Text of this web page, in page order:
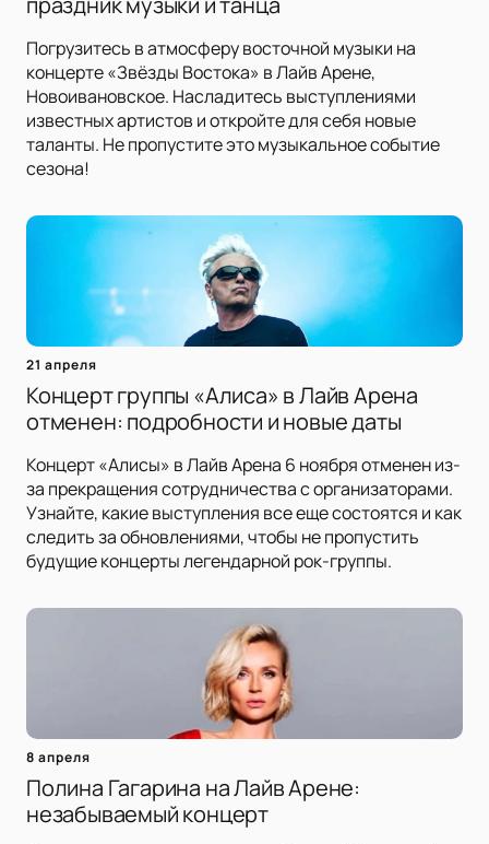
Погрузитесь в атмосферу восточной музыки на
концерте «Звёзды Востока» в Лайв Арене,
Новоивановское. Насладитесь выступлениями
известных артистов и откройте для себя новые
таланты. Не пропустите это музыкальное событие
сезона!
21 апреля
Концерт группы «Алиса» в Лайв Арена
отменен: подробности и новые даты
Концерт «Алисы» в Лайв Арена 6 ноября отменен из-
за прекращения сотрудничества с организаторами.
Узнайте, какие выступления все еще состоятся и как
следить за обновлениями, чтобы не пропустить
будущие концерты легендарной рок-группы.
8 апреля
Полина Гагарина на Лайв Арене:
незабываемый концерт